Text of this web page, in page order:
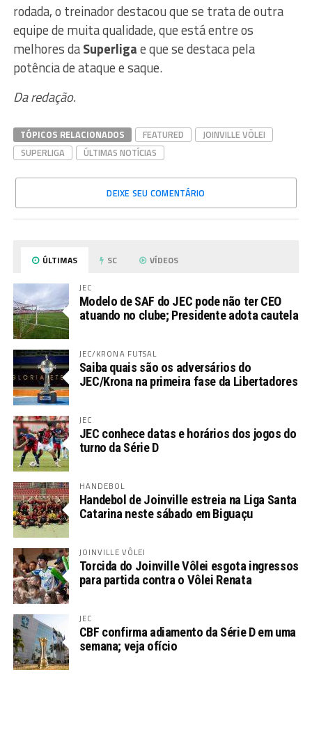
rodada, o treinador destacou que se trata de outra
equipe de muita qualidade, que está entre os
melhores daSuperligae que se destaca pela
potência de ataque e saque.
Da redação.
TÓPICOS RELACIONADOS FEATURED
JOINVILLE VÔLEI
SUPERLIGA
ÚLTIMAS NOTÍCIAS
DEIXE SEU COMENTÁRIO
ÚLTIMAS SC VÍDEOS
JEC
Modelo de SAF do JEC pode não ter CEO
atuando no clube; Presidente adota cautela
JEC/KRONA FUTSAL
Saiba quais são os adversários do
JEC/Krona na primeira fase da Libertadores
JEC
JEC conhece datas e horários dos jogos do
turno da Série D
HANDEBOL
Handebol de Joinville estreia na Liga Santa
Catarina neste sábado em Biguaçu
JOINVILLE VÔLEI
Torcida do Joinville Vôlei esgota ingressos
para partida contra o Vôlei Renata
JEC
CBF confirma adiamento da Série D em uma
semana; veja ofício